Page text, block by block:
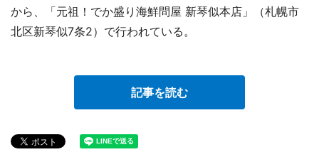
から、「元祖！でか盛り海鮮問屋 新琴似本店」（札幌市
北区新琴似7条2）で行われている。
記事を読む